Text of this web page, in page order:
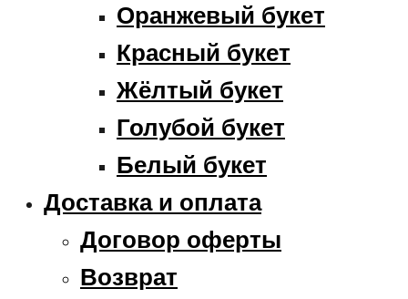
Оранжевый букет
Красный букет
Жёлтый букет
Голубой букет
Белый букет
Доставка и оплата
Договор оферты
Возврат